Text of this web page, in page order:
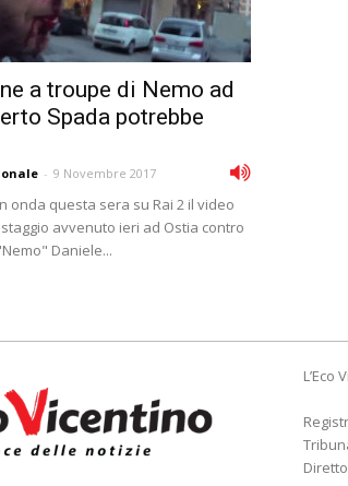
a troupe di Nemo ad
Spada potrebbe
- 9 Novembre 2017
onda questa sera su Rai 2 il video
avvenuto ieri ad Ostia contro
Daniele...